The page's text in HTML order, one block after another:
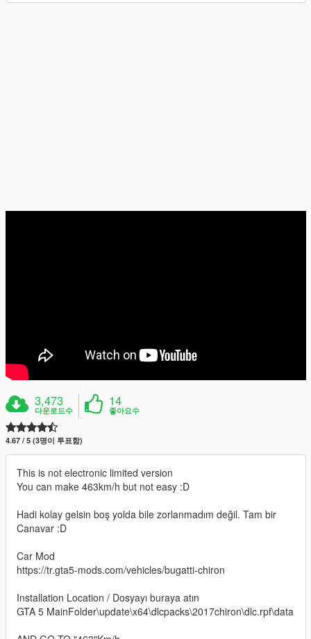
3,473
다운로드수
14
좋아요수
4.67 / 5 (3명이 투표함)
This is not electronic limited version
You can make 463km/h but not easy :D
Hadi kolay gelsin boş yolda bile zorlanmadım değil. Tam bir
Canavar :D
Car Mod
https://tr.gta5-mods.com/vehicles/bugatti-chiron
Installation Location / Dosyayı buraya atın
GTA 5 MainFolder\update\x64\dlcpacks\2017chiron\dlc.rpf\data